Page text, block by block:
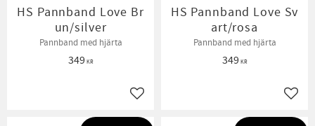
HS Pannband Love Br
un/silver
Pannband med hjärta
349KR
Lägg till i favoriter
HS Pannband Love Sv
art/rosa
Pannband med hjärta
349KR